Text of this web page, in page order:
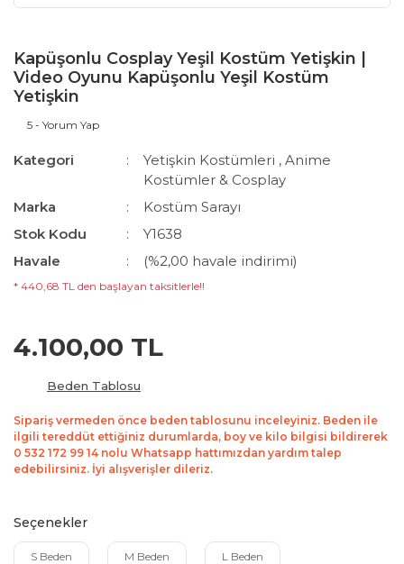
Kapüşonlu Cosplay Yeşil Kostüm Yetişkin |
Video Oyunu Kapüşonlu Yeşil Kostüm
Yetişkin
5 - Yorum Yap
Kategori Yetişkin Kostümleri ,Anime
Kostümler & Cosplay
Marka
Kostüm Sarayı
Stok Kodu
Y1638
Havale
(%2,00 havale indirimi)
* 440,68 TL den başlayan taksitlerle!!
4.100,00 TL
Beden Tablosu
Sipariş vermeden önce beden tablosunu inceleyiniz. Beden ile
ilgili tereddüt ettiğiniz durumlarda, boy ve kilo bilgisi bildirerek
0 532 172 99 14 nolu Whatsapp hattımızdan yardım talep
edebilirsiniz. İyi alışverişler dileriz.
Seçenekler
S Beden M Beden L Beden